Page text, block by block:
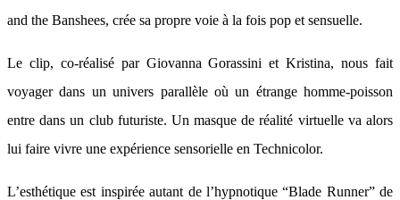
and the Banshees, crée sa propre voie à la fois pop et sensuelle.
Le clip, co-réalisé par Giovanna Gorassini et Kristina, nous fait
voyager dans un univers parallèle où un étrange homme-poisson
entre dans un club futuriste. Un masque de réalité virtuelle va alors
lui faire vivre une expérience sensorielle en Technicolor.
L’esthétique est inspirée autant de l’hypnotique “Blade Runner” de